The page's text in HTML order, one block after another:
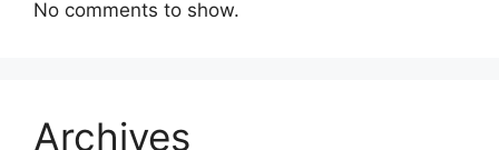
No comments to show.
Archives